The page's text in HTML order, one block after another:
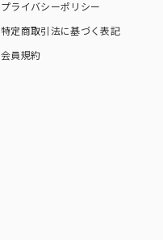
プライバシーポリシー
特定商取引法に基づく表記
会員規約